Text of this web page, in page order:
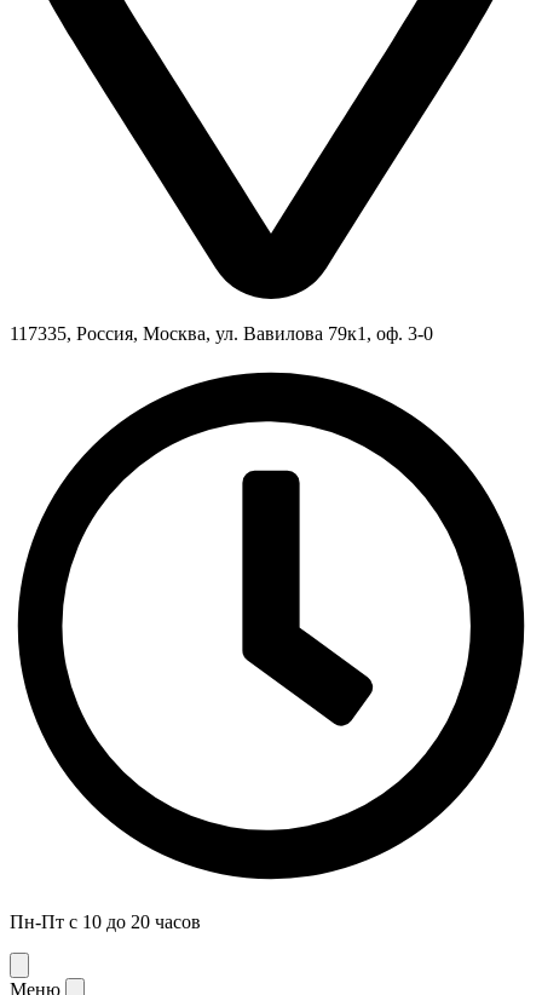
117335, Россия, Москва, ул. Вавилова 79к1, оф. 3-0
Пн-Пт с 10 до 20 часов
Меню